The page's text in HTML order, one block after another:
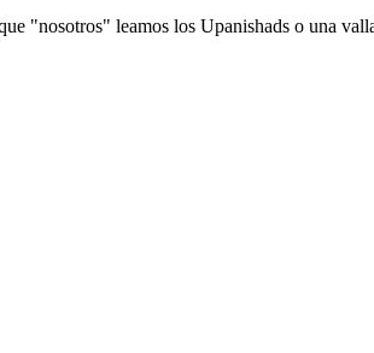
"nosotros" leamos los Upanishads o una